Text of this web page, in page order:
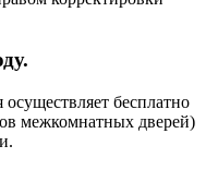
бесплатно
межкомнатных дверей)